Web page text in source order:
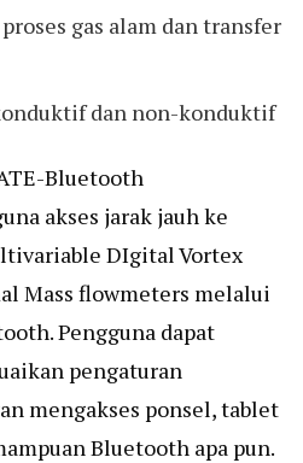
gas alam dan transfer
dan non-konduktif
Bluetooth
akses jarak jauh ke
DIgital Vortex
Mass flowmeters melalui
Pengguna dapat
pengaturan
mengakses ponsel, tablet
Bluetooth apa pun.